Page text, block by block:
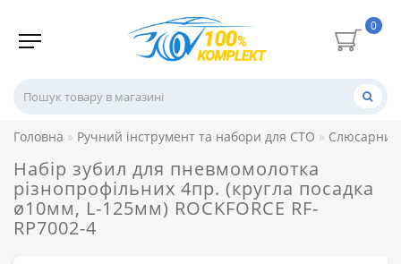
0
Головна Ручний інструмент та набори для СТО Слюсарний
Набір зубил для пневмомолотка
різнопрофільних 4пр. (кругла посадка
ø10мм, L-125мм) ROCKFORCE RF-
RP7002-4